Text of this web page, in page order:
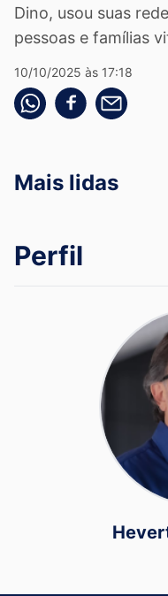
Dino, usou suas
pessoas e famílias
10/10/2025 às 17:18
Compartilhe pelo whatsapp
Compartilhar no
Compartilhe
Mais lidas
Perfil